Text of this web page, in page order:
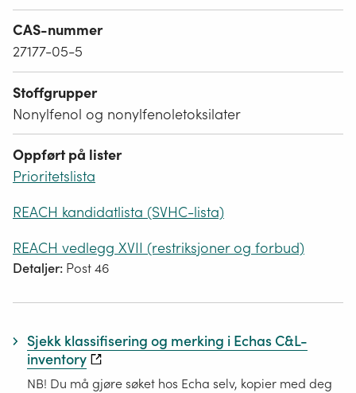
CAS-nummer
27177-05-5
Stoffgrupper
Nonylfenol og nonylfenoletoksilater
Oppført på lister
Prioritetslista
REACH kandidatlista (SVHC-lista)
REACH vedlegg XVII (restriksjoner og forbud)
Detaljer: Post 46
Sjekk klassifisering og merking i Echas C&L-
inventory
NB! Du må gjøre søket hos Echa selv, kopier med deg